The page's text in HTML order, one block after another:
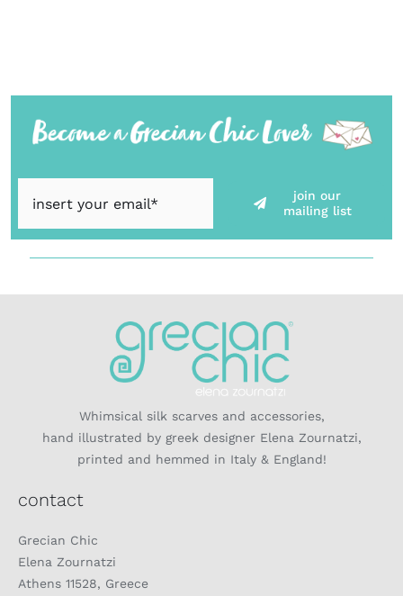
join our
mailing list
Whimsical silk scarves and accessories,
hand illustrated by greek designer Elena Zournatzi,
printed and hemmed in Italy & England!
contact
Grecian Chic
Elena Zournatzi
Athens 11528, Greece